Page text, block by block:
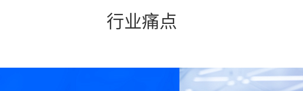
行业痛点